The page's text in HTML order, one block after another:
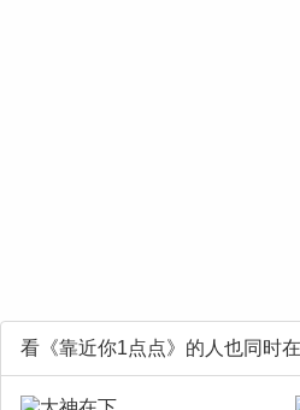
看《靠近你1点点》的人也同时